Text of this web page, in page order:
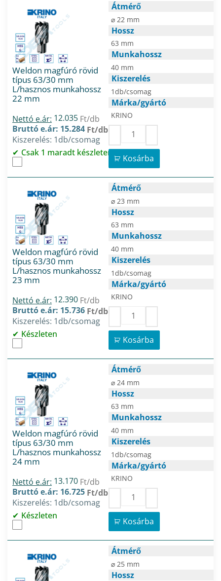
Weldon magfúró rövid
típus 63/30 mm
L/hasznos munkahossz
22 mm
Nettó e.ár: 12.035 Ft/db
Bruttó e.ár: 15.284 Ft/db
Kiszerelés: 1db/csomag
Csak 1 maradt készleten
Átmérő
⌀ 22 mm
Hossz
63 mm
Munkahossz
40 mm
Kiszerelés
1db/csomag
Márka/gyártó
KRINO
Kosárba
Weldon magfúró rövid
típus 63/30 mm
L/hasznos munkahossz
23 mm
Nettó e.ár: 12.390 Ft/db
Bruttó e.ár: 15.736 Ft/db
Kiszerelés: 1db/csomag
Készleten
Átmérő
⌀ 23 mm
Hossz
63 mm
Munkahossz
40 mm
Kiszerelés
1db/csomag
Márka/gyártó
KRINO
Kosárba
Weldon magfúró rövid
típus 63/30 mm
L/hasznos munkahossz
24 mm
Nettó e.ár: 13.170 Ft/db
Bruttó e.ár: 16.725 Ft/db
Kiszerelés: 1db/csomag
Készleten
Átmérő
⌀ 24 mm
Hossz
63 mm
Munkahossz
40 mm
Kiszerelés
1db/csomag
Márka/gyártó
KRINO
Kosárba
Átmérő
⌀ 25 mm
Hossz